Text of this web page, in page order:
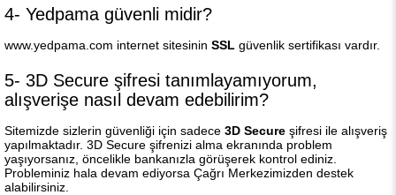
4- Yedpama güvenli midir?
www.yedpama.com internet sitesinin SSL güvenlik sertifikası vardır.
5- 3D Secure şifresi tanımlayamıyorum,
alışverişe nasıl devam edebilirim?
Sitemizde sizlerin güvenliği için sadece 3D Secure şifresi ile alışveriş
yapılmaktadır. 3D Secure şifrenizi alma ekranında problem
yaşıyorsanız, öncelikle bankanızla görüşerek kontrol ediniz.
Probleminiz hala devam ediyorsa Çağrı Merkezimizden destek
alabilirsiniz.